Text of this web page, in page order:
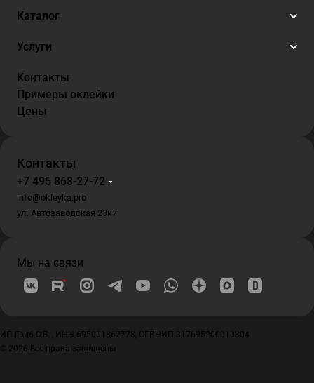
Каталог
Услуги
Контакты
Примеры оклейки
Цены
Контакты
+7 495 868-27-72
info@okleyka.pro
ул. Автозаводская 23к7
Мы на связи
ИП Гриб О.В. , ИНН 695001862778, ОГРНИП 317695200010804
© 2026 Все права защищены